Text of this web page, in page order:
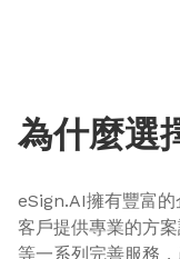
為什麼選
eSign.AI擁有豐富
客戶提供專業的方
等一系列完善服務